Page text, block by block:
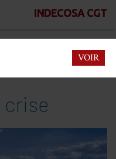
INDECOSA CGT
crise
VOIR